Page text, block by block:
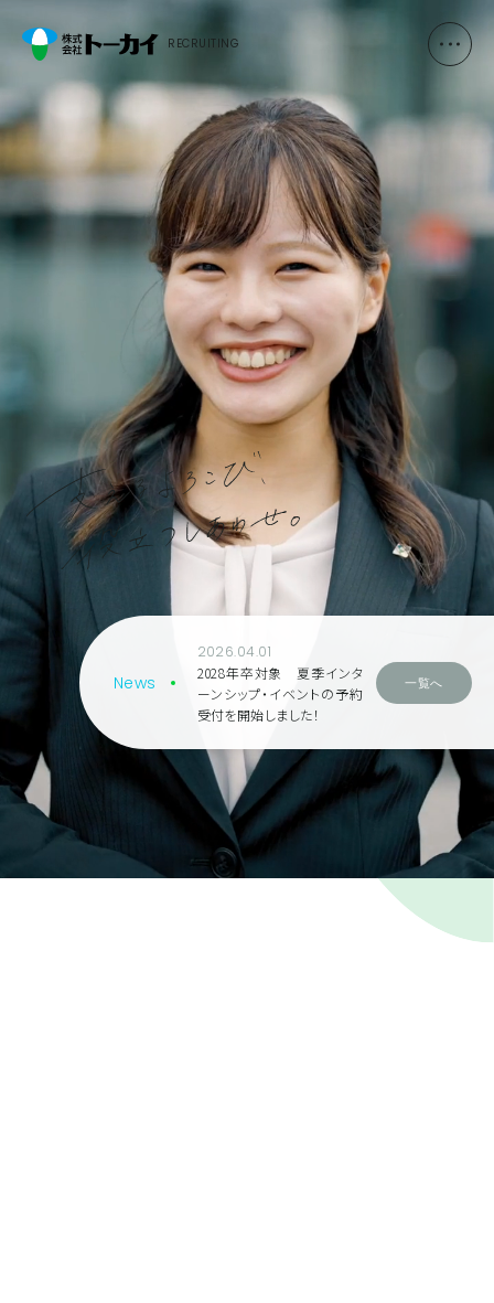
RECRUITING
News
2026.04.01
2028年卒対象 夏季インタ
ーンシップ・イベントの予約
受付を開始しました！
一覧へ